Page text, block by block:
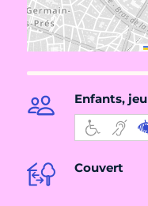
Enfants,
Couvert